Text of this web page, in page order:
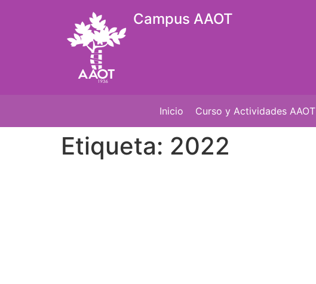
Campus AAOT
Inicio Curso y Actividades AAOT
Etiqueta: 2022